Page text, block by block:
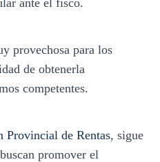
provechosa para los
de obtenerla
competentes.
Provincial de Rentas, sigue
promover el